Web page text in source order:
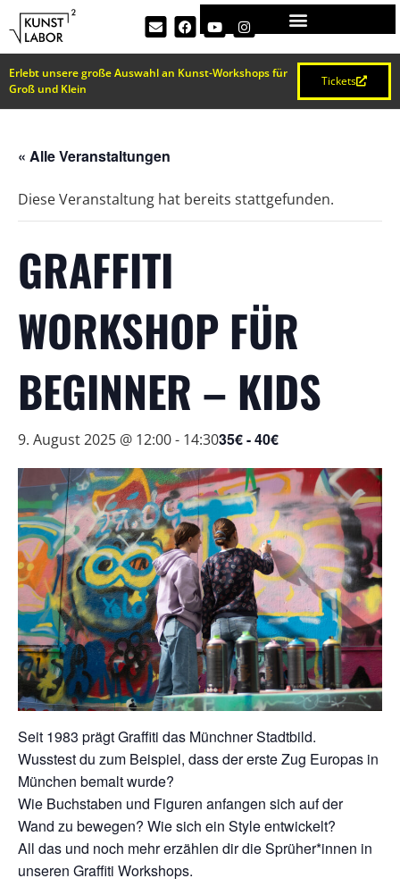
Erlebt unsere große Auswahl an Kunst-Workshops für
Groß und Klein
Tickets
« Alle Veranstaltungen
Diese Veranstaltung hat bereits stattgefunden.
GRAFFITI
WORKSHOP FÜR
BEGINNER – KIDS
9. August 2025 @ 12:00- 14:3035€ - 40€
Seit 1983 prägt Graffiti das Münchner Stadtbild.
Wusstest du zum Beispiel, dass der erste Zug Europas in
München bemalt wurde?
Wie Buchstaben und Figuren anfangen sich auf der
Wand zu bewegen? Wie sich ein Style entwickelt?
All das und noch mehr erzählen dir die Sprüher*innen in
unseren Graffiti Workshops.